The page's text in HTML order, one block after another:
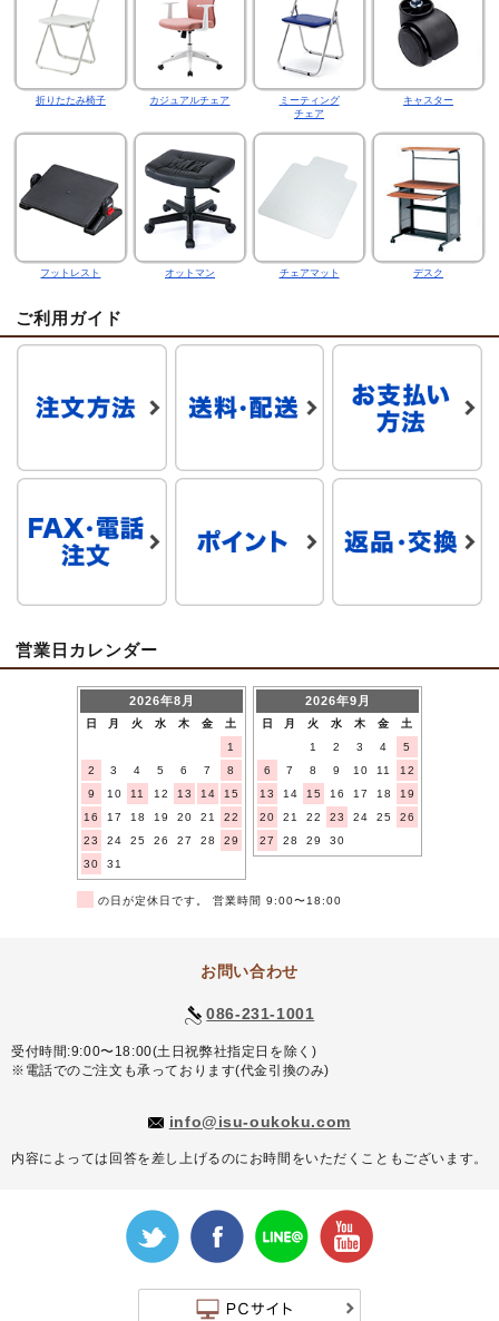
折りたたみ椅子 カジュアルチェア
ミーティング
チェア
キャスター
フットレスト オットマン チェアマット デスク
ご利用ガイド
営業日カレンダー
2026年8月
日 月 火 水 木 金
土
1
2
3 4 5 6 7
8
9
10 11 12 13 14
15
16
17 18 19 20 21
22
23
24 25 26 27 28
29
30
31
2026年9月
日 月 火 水 木 金
土
1
2 3 4
5
6
7 8 9 10 11
12
13
14 15 16 17 18
19
20
21 22 23 24 25
26
27
28 29 30
の日が定休日です。 営業時間 9:00〜18:00
お問い合わせ
086-231-1001
受付時間:9:00〜18:00(土日祝弊社指定日を除く)
※電話でのご注文も承っております(代金引換のみ)
info@isu-oukoku.com
内容によっては回答を差し上げるのにお時間をいただくこともございます。